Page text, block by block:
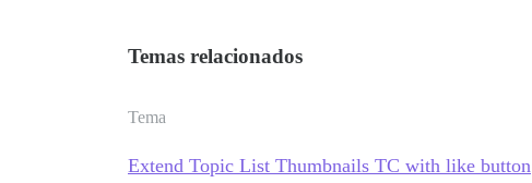
Temas relacionados
Tema
Extend Topic List Thumbnails TC with like button